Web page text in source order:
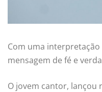
Com uma
mensagem de fé e
O jovem cantor, lançou